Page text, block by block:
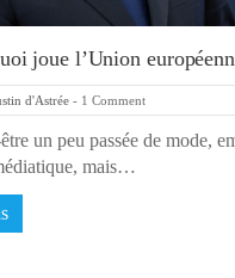
joue l’Union
d'Astrée - 1 Comment
un peu passée de mode,
mais…